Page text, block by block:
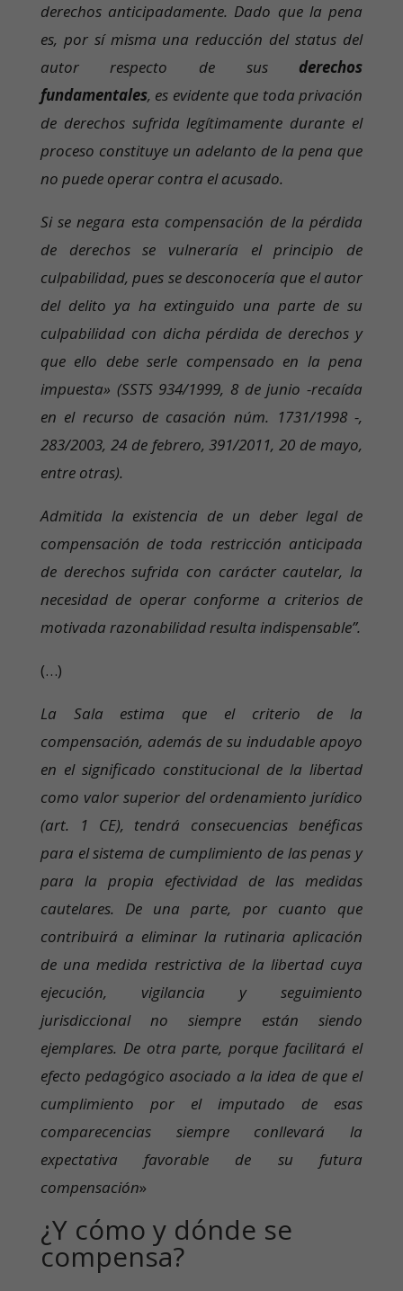
derechos anticipadamente. Dado que la pena
es, por sí misma una reducción del status del
autor respecto de sus derechos
fundamentales, es evidente que toda privación
de derechos sufrida legítimamente durante el
proceso constituye un adelanto de la pena que
no puede operar contra el acusado.
Si se negara esta compensación de la pérdida
de derechos se vulneraría el principio de
culpabilidad, pues se desconocería que el autor
del delito ya ha extinguido una parte de su
culpabilidad con dicha pérdida de derechos y
que ello debe serle compensado en la pena
impuesta» (SSTS 934/1999, 8 de junio -recaída
en el recurso de casación núm. 1731/1998 -,
283/2003, 24 de febrero, 391/2011, 20 de mayo,
entre otras).
Admitida la existencia de un deber legal de
compensación de toda restricción anticipada
de derechos sufrida con carácter cautelar, la
necesidad de operar conforme a criterios de
motivada razonabilidad resulta indispensable”.
(…)
La Sala estima que el criterio de la
compensación, además de su indudable apoyo
en el significado constitucional de la libertad
como valor superior del ordenamiento jurídico
(art. 1 CE), tendrá consecuencias benéficas
para el sistema de cumplimiento de las penas y
para la propia efectividad de las medidas
cautelares. De una parte, por cuanto que
contribuirá a eliminar la rutinaria aplicación
de una medida restrictiva de la libertad cuya
ejecución, vigilancia y seguimiento
jurisdiccional no siempre están siendo
ejemplares. De otra parte, porque facilitará el
efecto pedagógico asociado a la idea de que el
cumplimiento por el imputado de esas
comparecencias siempre conllevará la
expectativa favorable de su futura
compensación»
¿Y cómo y dónde se
compensa?